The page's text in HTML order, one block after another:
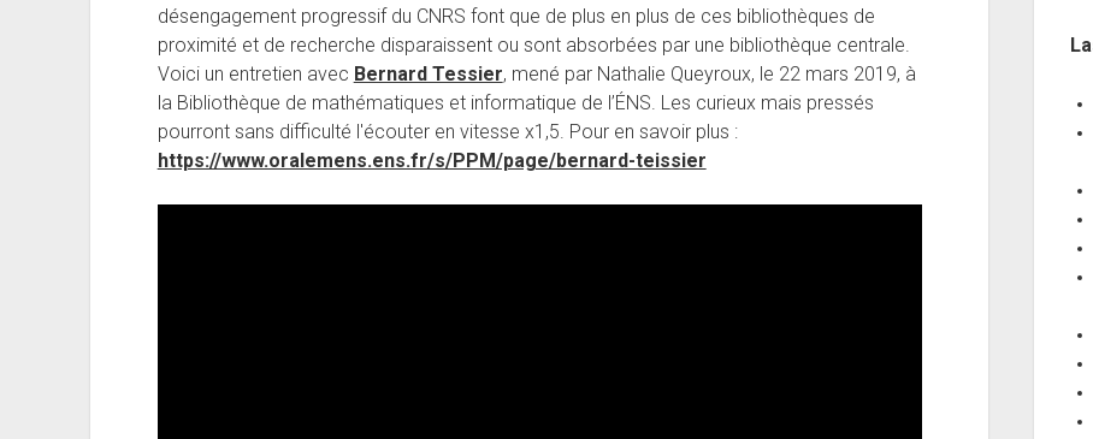
désengagement progressif du CNRS font que de plus en plus de ces bibliothèques de
proximité et de recherche disparaissent ou sont absorbées par une bibliothèque centrale.
Voici un entretien avec Bernard Tessier, mené par Nathalie Queyroux, le 22 mars 2019, à
la Bibliothèque de mathématiques et informatique de l’ÉNS. Les curieux mais pressés
pourront sans difficulté l'écouter en vitesse x1,5. Pour en savoir plus :
https://www.oralemens.ens.fr/s/PPM/page/bernard-teissier